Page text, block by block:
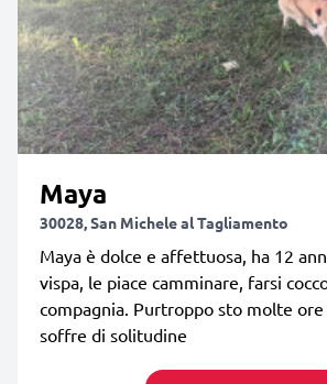
Maya
30028, San Michele al Tagliamento
Maya è dolce e affettuosa, ha 12
vispa, le piace camminare, farsi
compagnia. Purtroppo sto molte ore
soffre di solitudine